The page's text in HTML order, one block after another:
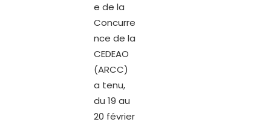
e de la
Concurre
nce de la
CEDEAO
(ARCC)
a tenu,
du 19 au
20 février